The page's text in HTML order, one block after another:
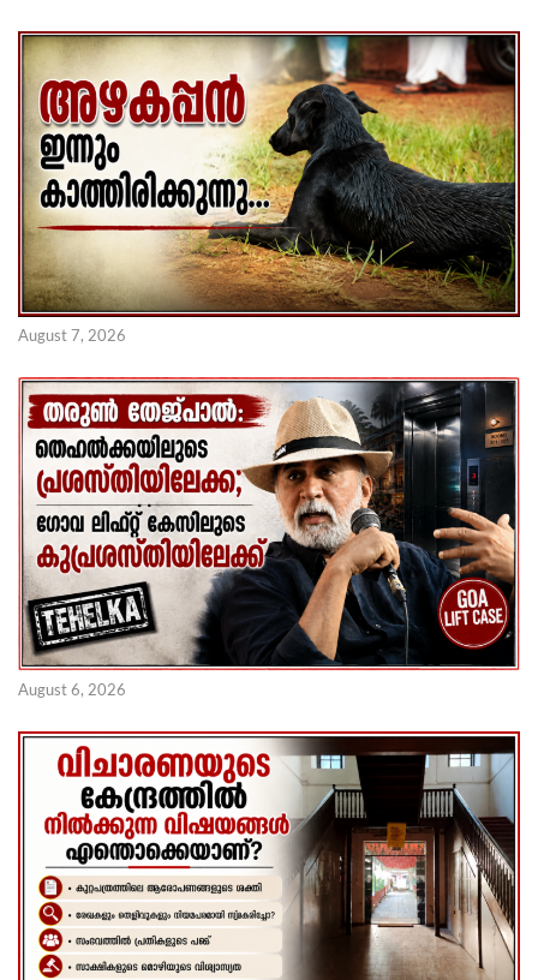
August 7, 2026
August 6, 2026